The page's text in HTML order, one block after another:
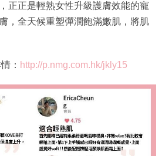
正正是輕熟女性升級護膚效能的寵
，全天候重塑彈潤飽滿嫩肌，將肌
： http://p.nmg.com.hk/jkly15